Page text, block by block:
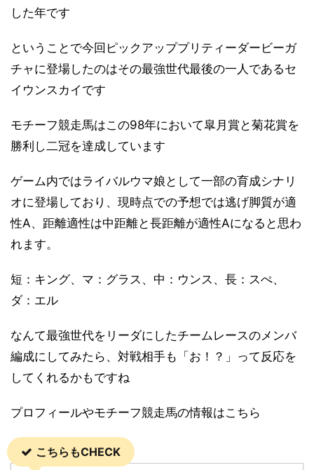
した年です
ということで今回ピックアッププリティーダービーガ
チャに登場したのはその最強世代最後の一人であるセ
イウンスカイです
モチーフ競走馬はこの98年において皐月賞と菊花賞を
勝利し二冠を達成しています
ゲーム内ではライバルウマ娘として一部の育成シナリ
オに登場しており、現時点での予想では逃げ脚質が適
性A、距離適性は中距離と長距離が適性Aになると思わ
れます。
短：キング、マ：グラス、中：ウンス、長：スぺ、
ダ：エル
なんて最強世代をリーダにしたチームレースのメンバ
編成にしてみたら、対戦相手も「お！？」って反応を
してくれるかもですね
プロフィールやモチーフ競走馬の情報はこちら
こちらもCHECK